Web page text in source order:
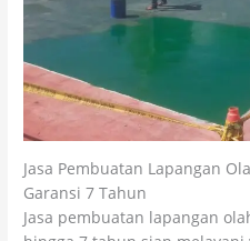
Jasa Pembuatan Lapangan
Garansi 7 Tahun
Jasa pembuatan lapangan